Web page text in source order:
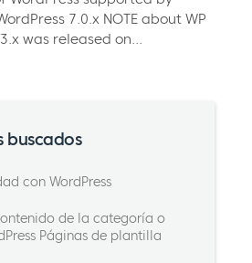
7.0.x NOTE about WP
was released on...
buscados
con WordPress
de la categoría o
Páginas de plantilla